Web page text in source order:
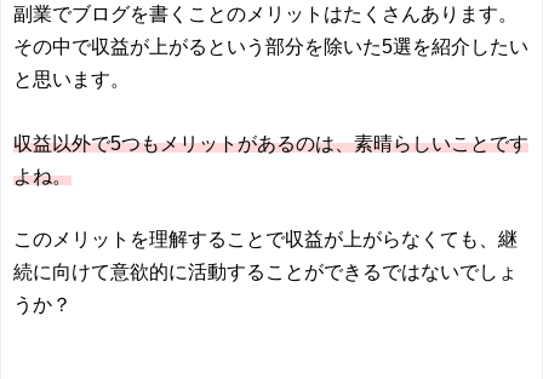
副業でブログを書くことのメリットはたくさんあります。
その中で収益が上がるという部分を除いた5選を紹介したい
と思います。
収益以外で5つもメリットがあるのは、素晴らしいことです
よね。
このメリットを理解することで収益が上がらなくても、継
続に向けて意欲的に活動することができるではないでしょ
うか？